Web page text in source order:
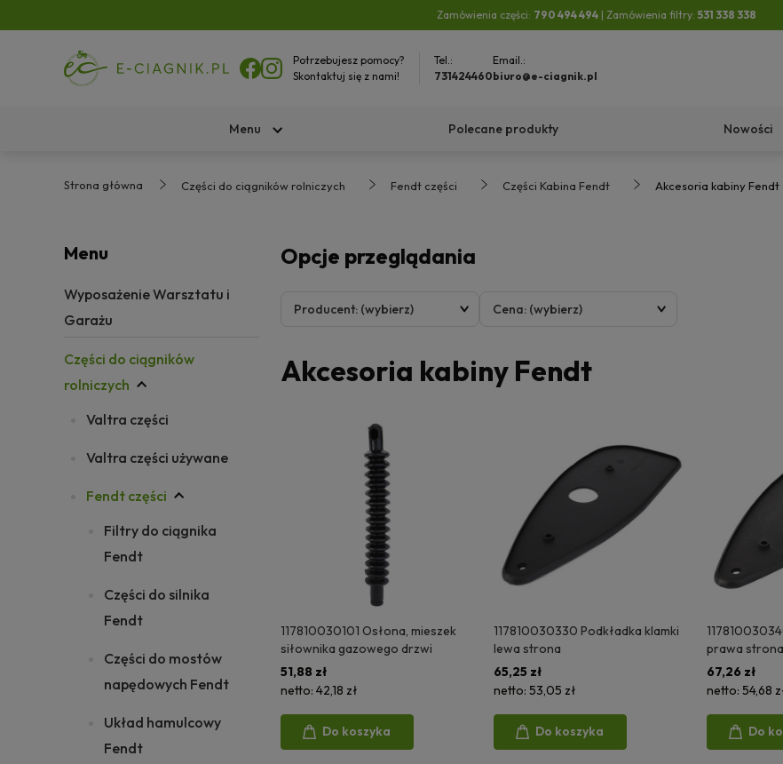
Zamówienia części: 790 494 494 | Zamówienia filtry: 531 338 338
Potrzebujesz pomocy?
Skontaktuj się z nami!
Tel.:
731424460
Email.:
biuro@e-ciagnik.pl
Menu Polecane produkty Nowości
Strona główna Części do ciągników rolniczych Fendt części Części Kabina Fendt Akcesoria kabiny Fendt
Menu
Wyposażenie Warsztatu i
Garażu
Części do ciągników
rolniczych
Valtra części
Valtra części używane
Fendt części
Filtry do ciągnika
Fendt
Części do silnika
Fendt
Części do mostów
napędowych Fendt
Układ hamulcowy
Fendt
Opcje przeglądania
Producent: (wybierz) Cena: (wybierz)
Akcesoria kabiny Fendt
117810030101 Osłona, mieszek
siłownika gazowego drzwi
51,88 zł
netto: 42,18 zł
Do koszyka
117810030330 Podkładka klamki
lewa strona
65,25 zł
netto: 53,05 zł
Do koszyka
prawa strona
67,26 zł
netto: 54,68
Do